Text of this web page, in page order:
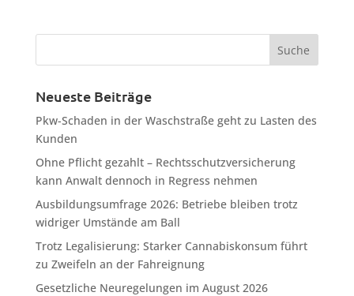
Neueste Beiträge
Pkw-Schaden in der Waschstraße geht zu Lasten des
Kunden
Ohne Pflicht gezahlt – Rechtsschutzversicherung
kann Anwalt dennoch in Regress nehmen
Ausbildungsumfrage 2026: Betriebe bleiben trotz
widriger Umstände am Ball
Trotz Legalisierung: Starker Cannabiskonsum führt
zu Zweifeln an der Fahreignung
Gesetzliche Neuregelungen im August 2026